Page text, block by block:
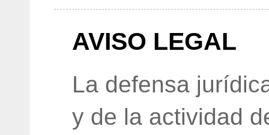
AVISO LEGAL
La defensa
y de la actividad